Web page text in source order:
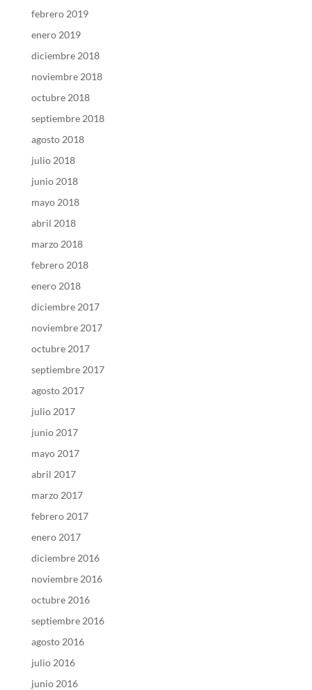
febrero 2019
enero 2019
diciembre 2018
noviembre 2018
octubre 2018
septiembre 2018
agosto 2018
julio 2018
junio 2018
mayo 2018
abril 2018
marzo 2018
febrero 2018
enero 2018
diciembre 2017
noviembre 2017
octubre 2017
septiembre 2017
agosto 2017
julio 2017
junio 2017
mayo 2017
abril 2017
marzo 2017
febrero 2017
enero 2017
diciembre 2016
noviembre 2016
octubre 2016
septiembre 2016
agosto 2016
julio 2016
junio 2016